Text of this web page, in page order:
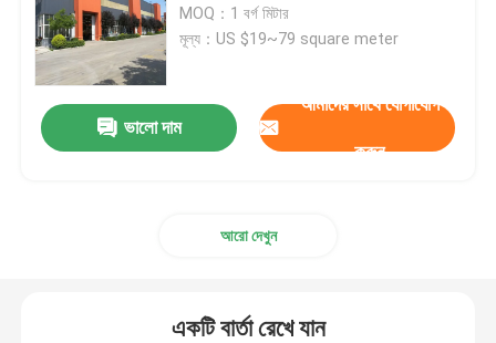
MOQ：1 বর্গ মিটার
মূল্য：US $19~79 square meter
ভালো দাম
আমাদের সাথে যোগাযোগ
করুন
আরো দেখুন
একটি বার্তা রেখে যান